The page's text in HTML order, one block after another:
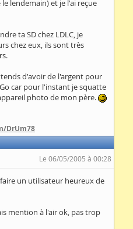
lendemain) et je l'ai reçue
ta SD chez LDLC, je
chez eux, ils sont très
d'avoir de l'argent pour
car pour l'instant je squatte
photo de mon père.
DrUm78
Le 06/05/2005 à 00:28
un utilisateur heureux de
mention à l'air ok, pas trop